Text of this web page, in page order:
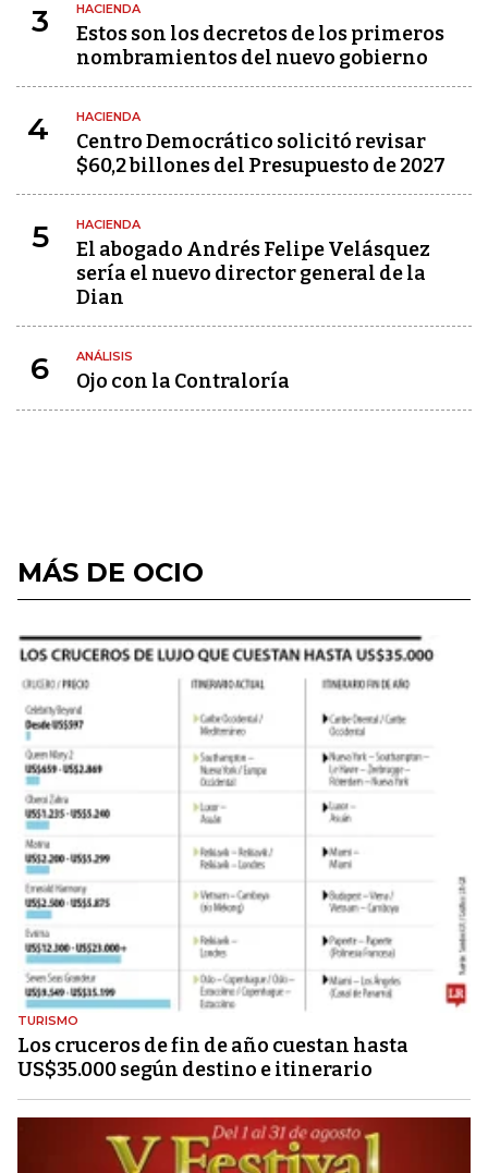
3 HACIENDA
Estos son los decretos de los primeros
nombramientos del nuevo gobierno
4 HACIENDA
Centro Democrático solicitó revisar
$60,2 billones del Presupuesto de 2027
5 HACIENDA
El abogado Andrés Felipe Velásquez
sería el nuevo director general de la
Dian
6 ANÁLISIS
Ojo con la Contraloría
MÁS DE OCIO
TURISMO
Los cruceros de fin de año cuestan hasta
US$35.000 según destino e itinerario